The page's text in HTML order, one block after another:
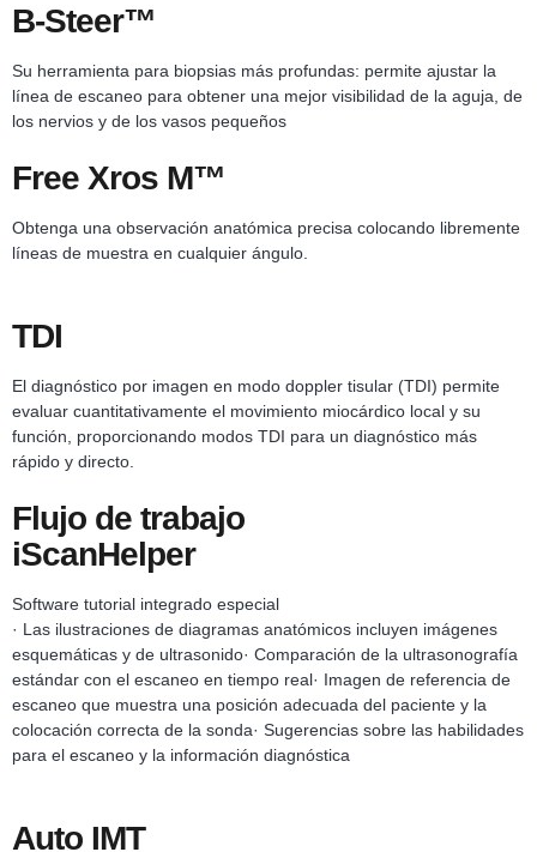
B-Steer™
Su herramienta para biopsias más profundas: permite ajustar la
línea de escaneo para obtener una mejor visibilidad de la aguja, de
los nervios y de los vasos pequeños
Free Xros M™
Obtenga una observación anatómica precisa colocando libremente
líneas de muestra en cualquier ángulo.
TDI
El diagnóstico por imagen en modo doppler tisular (TDI) permite
evaluar cuantitativamente el movimiento miocárdico local y su
función, proporcionando modos TDI para un diagnóstico más
rápido y directo.
Flujo de trabajo
iScanHelper
Software tutorial integrado especial
· Las ilustraciones de diagramas anatómicos incluyen imágenes
esquemáticas y de ultrasonido· Comparación de la ultrasonografía
estándar con el escaneo en tiempo real· Imagen de referencia de
escaneo que muestra una posición adecuada del paciente y la
colocación correcta de la sonda· Sugerencias sobre las habilidades
para el escaneo y la información diagnóstica
Auto IMT